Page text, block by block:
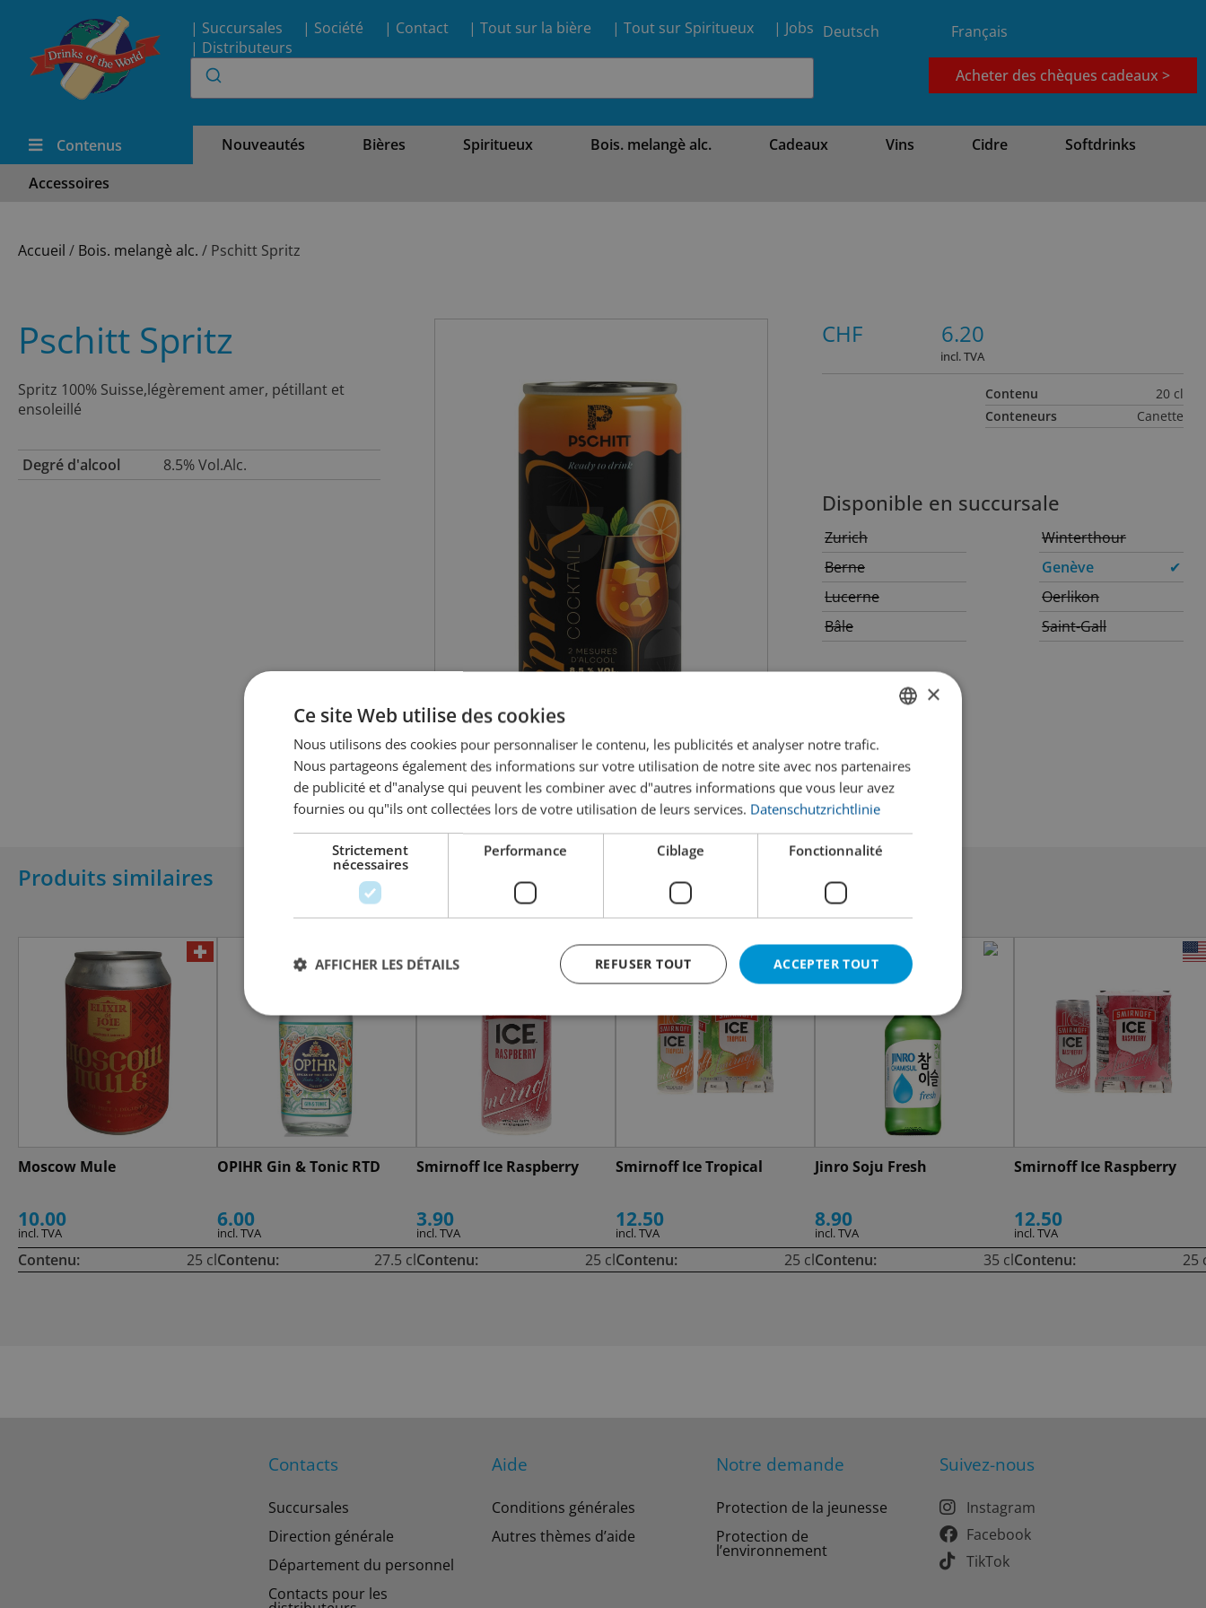
| Succursales | Société | Contact | Tout sur la bière | Tout sur Spiritueux
| Jobs
| Distributeurs
Deutsch Français
Acheter des chèques cadeaux >
Contenus Nouveautés Bières Spiritueux Bois. melangè alc. Cadeaux Vins Cidre
Softdrinks
Accessoires
Accueil / Bois. melangè alc. / Pschitt Spritz
Pschitt Spritz
Spritz 100% Suisse,légèrement amer, pétillant et
ensoleillé
Degré d'alcool 8.5% Vol.Alc.
CHF 6.20
incl. TVA
Contenu
20 cl
Conteneurs
Canette
Disponible en succursale
Zurich
Berne
Lucerne
Bâle
Winterthour
Genève
✔
Oerlikon
Saint-Gall
Produits similaires
Moscow Mule
10.00
incl. TVA
Contenu: 25 cl
OPIHR Gin & Tonic RTD
6.00
incl. TVA
Contenu: 27.5 cl
Smirnoff Ice Raspberry
3.90
incl. TVA
Contenu: 25 cl
Smirnoff Ice Tropical
12.50
incl. TVA
Contenu: 25 cl
Jinro Soju Fresh
8.90
incl. TVA
Contenu: 35 cl
Smirnoff Ice Raspberry
12.50
incl. TVA
Contenu: 25
Contacts
Succursales
Direction générale
Département du personnel
Contacts pour les
Aide
Conditions générales
Autres thèmes d’aide
Notre demande
Protection de la jeunesse
Protection de
l’environnement
Suivez-nous
Instagram
Facebook
TikTok
FRENCH
×
Ce site Web utilise des cookies
Nous utilisons des cookies pour personnaliser le contenu, les publicités et analyser notre trafic.
Nous partageons également des informations sur votre utilisation de notre site avec nos partenaires
de publicité et d"analyse qui peuvent les combiner avec d"autres informations que vous leur avez
fournies ou qu"ils ont collectées lors de votre utilisation de leurs services. Datenschutzrichtlinie
Strictement
nécessaires
Performance Ciblage Fonctionnalité
ACCEPTER TOUT
REFUSER TOUT
AFFICHER LES DÉTAILS